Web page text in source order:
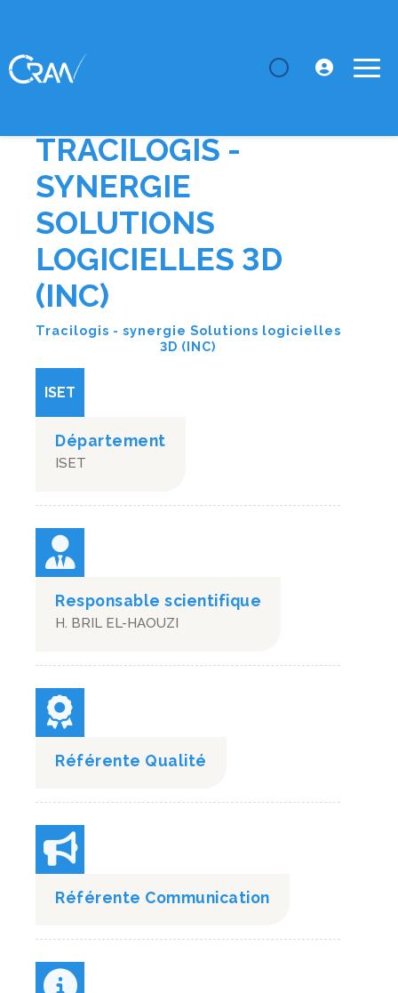
LE CRAN Plateformes
Tracilogis - synergie Solutions logicielles 3D
(INC)
TRACILOGIS -
SYNERGIE
SOLUTIONS
LOGICIELLES 3D
(INC)
Tracilogis - synergie Solutions logicielles
3D (INC)
ISET
Département
ISET
Responsable scientifique
H. BRIL EL-HAOUZI
Référente Qualité
Référente Communication